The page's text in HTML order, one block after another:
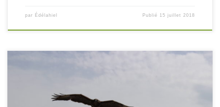
par Édélahiel Publié 15 juillet 2018